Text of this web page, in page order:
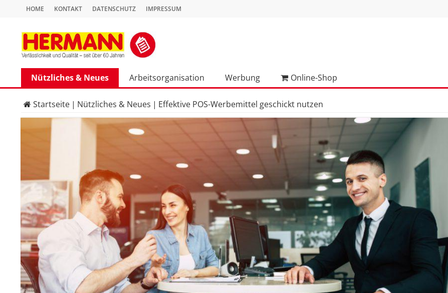
HOME KONTAKT DATENSCHUTZ IMPRESSUM
Nützliches & Neues Arbeitsorganisation Werbung Online-Shop
Startseite | Nützliches & Neues | Effektive POS-Werbemittel geschickt nutzen